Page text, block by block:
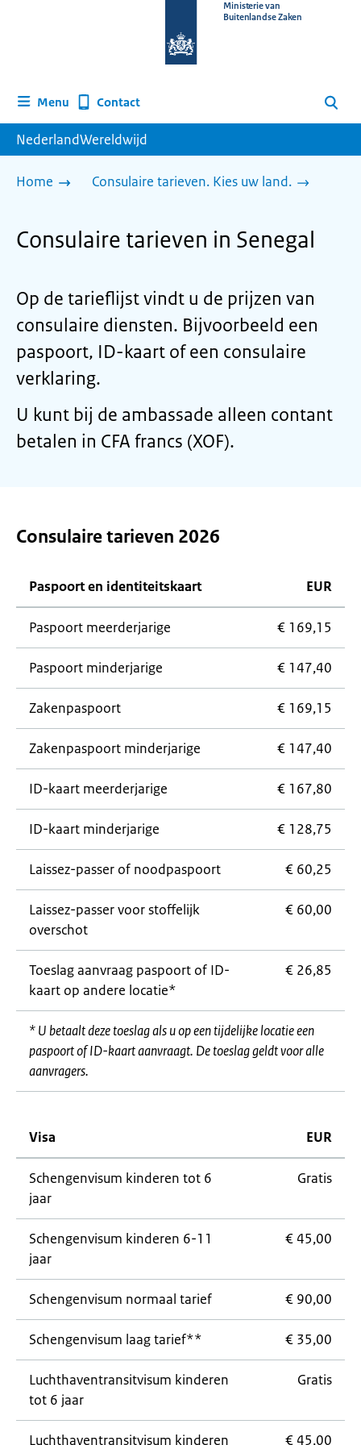
homepage
Ministerie van
Buitenlandse Zaken
Menu Contact Zoeken
NederlandWereldwijd
Home Consulaire tarieven. Kies uw land.
Consulaire tarieven in Senegal
Op de tarieflijst vindt u de prijzen van
consulaire diensten. Bijvoorbeeld een
paspoort, ID-kaart of een consulaire
verklaring.
U kunt bij de ambassade alleen contant
betalen in CFA francs (XOF).
Consulaire tarieven 2026
Paspoort en identiteitskaart EUR
Paspoort meerderjarige € 169,15
Paspoort minderjarige € 147,40
Zakenpaspoort € 169,15
Zakenpaspoort minderjarige € 147,40
ID-kaart meerderjarige € 167,80
ID-kaart minderjarige € 128,75
Laissez-passer of noodpaspoort € 60,25
Laissez-passervoor stoffelijk
overschot
€ 60,00
Toeslag aanvraag paspoort of ID-
kaart op andere locatie*
€ 26,85
* U betaalt deze toeslag als u op een tijdelijke locatie een
paspoort of ID-kaart aanvraagt. De toeslag geldt voor alle
aanvragers.
Visa EUR
Schengenvisum kinderen tot 6
jaar
Gratis
Schengenvisum kinderen 6-11
jaar
€ 45,00
Schengenvisum normaal tarief € 90,00
Schengenvisum laag tarief** € 35,00
Luchthaventransitvisum kinderen
tot 6 jaar
Gratis
Luchthaventransitvisum kinderen € 45,00